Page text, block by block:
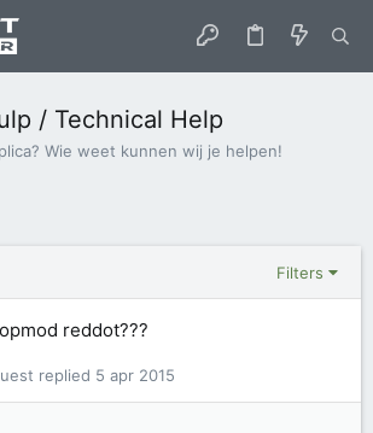
/ Technical Help
Wie weet kunnen wij je helpen!
Filters
reddot???
5 apr 2015